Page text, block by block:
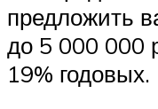
предложить
до 5 000 000
19% годовых.